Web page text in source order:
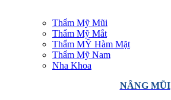
Thẩm Mỹ Mũi
Thẩm Mỹ Mắt
Thẩm MỸ Hàm Mặt
Thẩm Mỹ Nam
Nha Khoa
NÂNG MŨI